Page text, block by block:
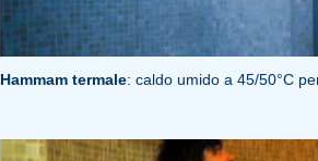
Hammam termale: caldo umido a 45/50°C